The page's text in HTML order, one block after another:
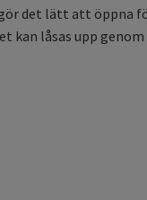
det lätt att öppna
låsas upp